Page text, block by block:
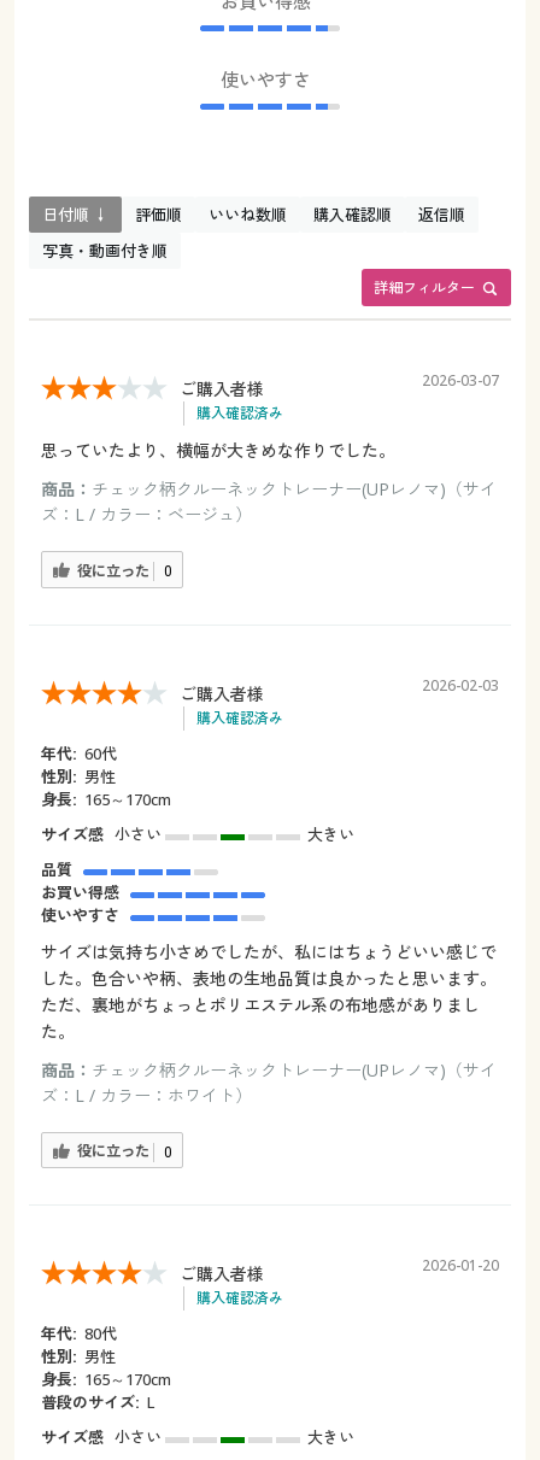
使いやすさ
詳細フィルター
日付順 ↓ 評価順 いいね数順 購入確認順
返信順
写真・動画付き順
ご購入者様
購入確認済み
2026-03-07
思っていたより、横幅が大きめな作りでした。
商品： チェック柄クルーネックトレーナー(UPレノマ)（サイ
ズ：L / カラー：ベージュ）
役に立った 0
ご購入者様
購入確認済み
2026-02-03
年代: 60代
性別: 男性
身長: 165～170cm
サイズ感 小さい
大きい
品質
お買い得感
使いやすさ
サイズは気持ち小さめでしたが、私にはちょうどいい感じで
した。色合いや柄、表地の生地品質は良かったと思います。
ただ、裏地がちょっとポリエステル系の布地感がありまし
た。
商品： チェック柄クルーネックトレーナー(UPレノマ)（サイ
ズ：L / カラー：ホワイト）
役に立った 0
ご購入者様
購入確認済み
2026-01-20
年代: 80代
性別: 男性
身長: 165～170cm
普段のサイズ: L
サイズ感 小さい 大きい